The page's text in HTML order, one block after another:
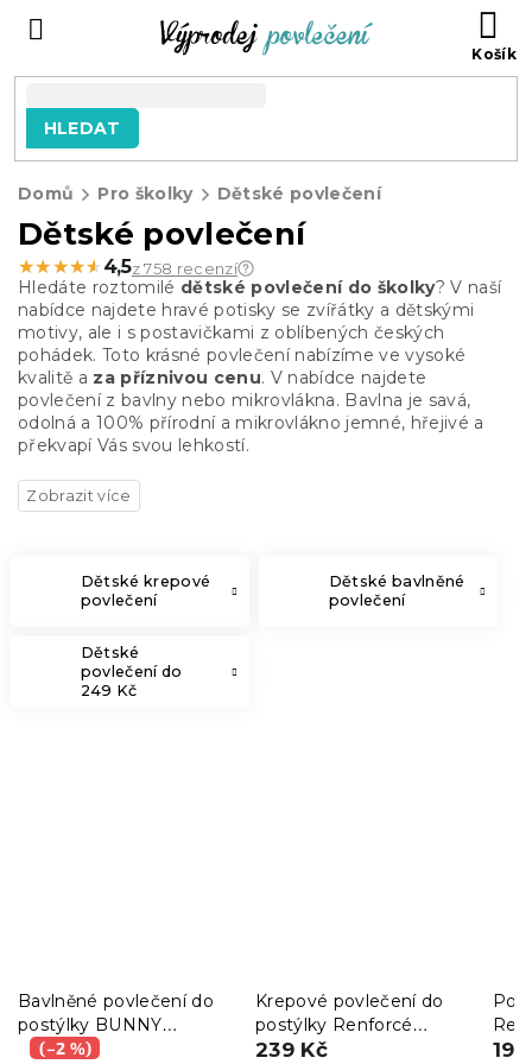
HLEDAT
Domů Pro školky Dětské povlečení
Dětské povlečení
★★★★★
★★★★★ 4,5z 758 recenzí
Hledáte roztomilé dětské povlečení do školky? V naší
nabídce najdete hravé potisky se zvířátky a dětskými
motivy, ale i s postavičkami z oblíbených českých
pohádek. Toto krásné povlečení nabízíme ve vysoké
kvalitě a za příznivou cenu. V nabídce najdete
povlečení z bavlny nebo mikrovlákna. Bavlna je savá,
odolná a 100% přírodní a mikrovlákno jemné, hřejivé a
překvapí Vás svou lehkostí.
Dětské krepové
povlečení
Dětské bavlněné
povlečení
Dětské
povlečení do
249 Kč
Bavlněné povlečení do
postýlky BUNNY
SWEET bílé
(–2 %)
Krepové povlečení do
postýlky Renforcé
ANIMORA barevné
239 Kč